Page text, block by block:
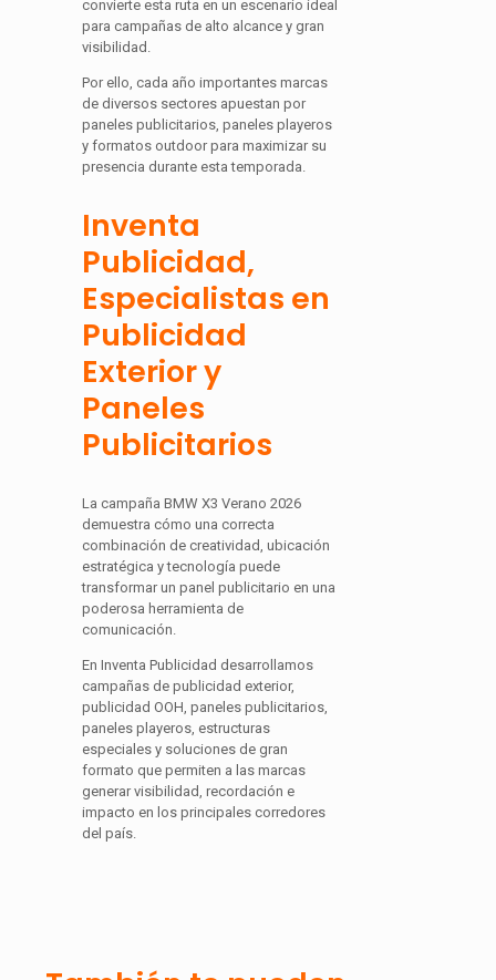
convierte esta ruta en un escenario ideal
para campañas de alto alcance y gran
visibilidad.
Por ello, cada año importantes marcas
de diversos sectores apuestan por
paneles publicitarios, paneles playeros
y formatos outdoor para maximizar su
presencia durante esta temporada.
Inventa
Publicidad,
Especialistas en
Publicidad
Exterior y
Paneles
Publicitarios
La campaña BMW X3 Verano 2026
demuestra cómo una correcta
combinación de creatividad, ubicación
estratégica y tecnología puede
transformar un panel publicitario en una
poderosa herramienta de
comunicación.
En Inventa Publicidad desarrollamos
campañas de publicidad exterior,
publicidad OOH, paneles publicitarios,
paneles playeros, estructuras
especiales y soluciones de gran
formato que permiten a las marcas
generar visibilidad, recordación e
impacto en los principales corredores
del país.